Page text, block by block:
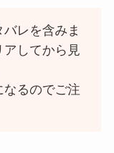
レを含みま
してから見
なるのでご注